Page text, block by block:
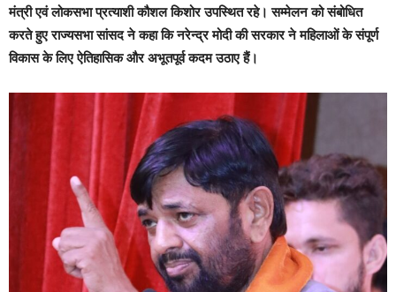
मंत्री एवं लोकसभा प्रत्याशी कौशल किशोर उपस्थित रहे। सम्मेलन को संबोधित
करते हुए राज्यसभा सांसद ने कहा कि नरेन्द्र मोदी की सरकार ने महिलाओं के संपूर्ण
विकास के लिए ऐतिहासिक और अभूतपूर्व कदम उठाए हैं।